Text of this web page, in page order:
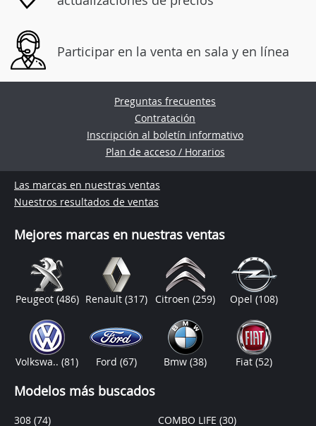
Participar en la venta en sala y en línea
Preguntas frecuentes
Contratación
Inscripción al boletín informativo
Plan de acceso / Horarios
Las marcas en nuestras ventas
Nuestros resultados de ventas
Mejores marcas en nuestras ventas
Peugeot (486) Renault (317) Citroen(259) Opel(108)
Volkswa..(81) Ford (67) Bmw(38) Fiat(52)
Modelos más buscados
308 (74) COMBO LIFE (30)